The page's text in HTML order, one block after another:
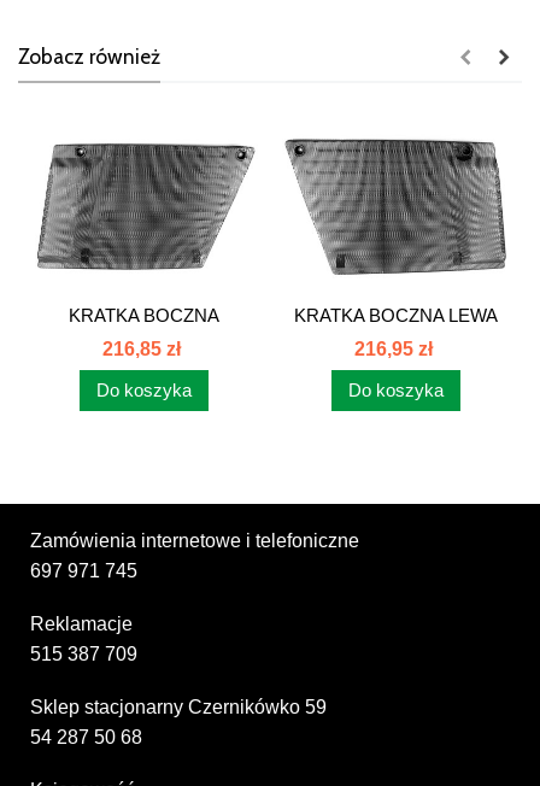
Zobacz również
KRATKA BOCZNA
PRAWA 83305010
216,85 zł
Do koszyka
KRATKA BOCZNA LEWA
83305020
216,95 zł
Do koszyka
Zamówienia internetowe i telefoniczne
697 971 745
Reklamacje
515 387 709
Sklep stacjonarny Czernikówko 59
54 287 50 68